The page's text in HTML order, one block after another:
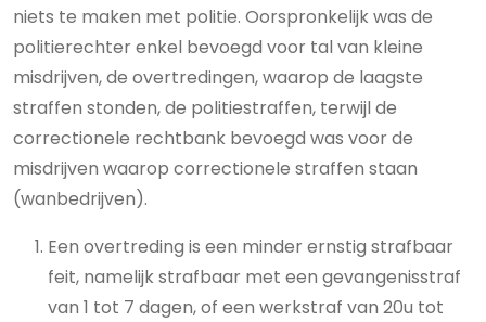
niets te maken met politie. Oorspronkelijk was de
politierechter enkel bevoegd voor tal van kleine
misdrijven, de overtredingen, waarop de laagste
straffen stonden, de politiestraffen, terwijl de
correctionele rechtbank bevoegd was voor de
misdrijven waarop correctionele straffen staan
(wanbedrijven).
Een overtreding is een minder ernstig strafbaar
feit, namelijk strafbaar met een gevangenisstraf
van 1 tot 7 dagen, of een werkstraf van 20u tot